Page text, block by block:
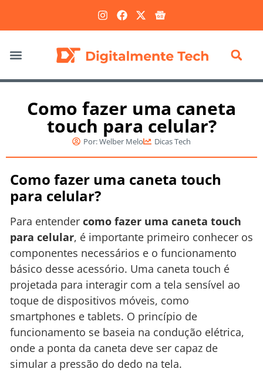
Como fazer uma caneta
touch para celular?
Por:Welber Melo Dicas Tech
Como fazer uma caneta touch
para celular?
Para entender como fazer uma caneta touch
para celular, é importante primeiro conhecer os
componentes necessários e o funcionamento
básico desse acessório. Uma caneta touch é
projetada para interagir com a tela sensível ao
toque de dispositivos móveis, como
smartphones e tablets. O princípio de
funcionamento se baseia na condução elétrica,
onde a ponta da caneta deve ser capaz de
simular a pressão do dedo na tela.